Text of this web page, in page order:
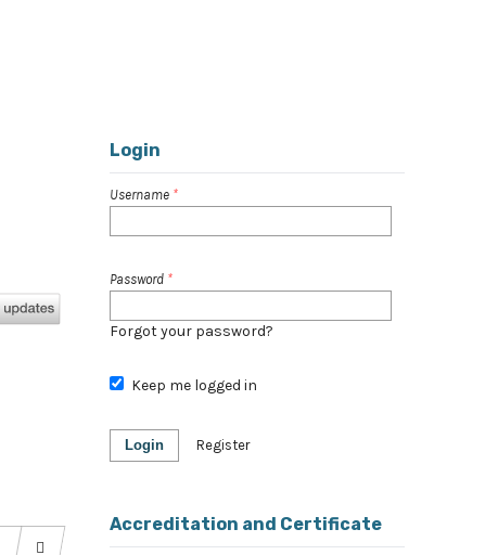
Login
Username *
Password *
Forgot your password?
Keep me logged in
Login Register
Accreditation and Certificate